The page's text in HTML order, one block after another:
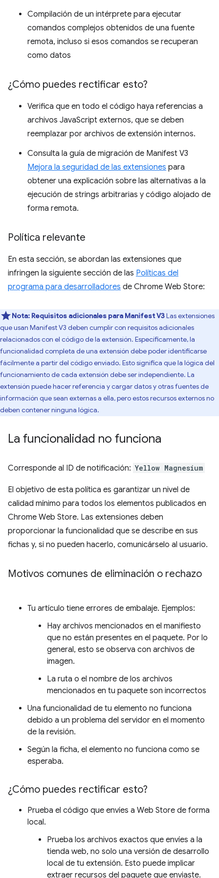
Compilación de un intérprete para ejecutar
comandos complejos obtenidos de una fuente
remota, incluso si esos comandos se recuperan
como datos
¿Cómo puedes rectificar esto?
Verifica que en todo el código haya referencias a
archivos JavaScript externos, que se deben
reemplazar por archivos de extensión internos.
Consulta la guía de migración de Manifest V3
Mejora la seguridad de las extensiones para
obtener una explicación sobre las alternativas a la
ejecución de strings arbitrarias y código alojado de
forma remota.
Política relevante
En esta sección, se abordan las extensiones que
infringen la siguiente sección de las Políticas del
programa para desarrolladores de Chrome Web Store:
Nota: Requisitos adicionales para Manifest V3Las extensiones
que usan Manifest V3 deben cumplir con requisitos adicionales
relacionados con el código de la extensión. Específicamente, la
funcionalidad completa de una extensión debe poder identificarse
fácilmente a partir del código enviado. Esto significa que la lógica del
funcionamiento de cada extensión debe ser independiente. La
extensión puede hacer referencia y cargar datos y otras fuentes de
información que sean externas a ella, pero estos recursos externos no
deben contener ninguna lógica.
La funcionalidad no funciona
Corresponde al ID de notificación: Yellow Magnesium
El objetivo de esta política es garantizar un nivel de
calidad mínimo para todos los elementos publicados en
Chrome Web Store. Las extensiones deben
proporcionar la funcionalidad que se describe en sus
fichas y, si no pueden hacerlo, comunicárselo al usuario.
Motivos comunes de eliminación o rechazo
Tu artículo tiene errores de embalaje. Ejemplos:
Hay archivos mencionados en el manifiesto
que no están presentes en el paquete. Por lo
general, esto se observa con archivos de
imagen.
La ruta o el nombre de los archivos
mencionados en tu paquete son incorrectos
Una funcionalidad de tu elemento no funciona
debido a un problema del servidor en el momento
de la revisión.
Según la ficha, el elemento no funciona como se
esperaba.
¿Cómo puedes rectificar esto?
Prueba el código que envíes a Web Store de forma
local.
Prueba los archivos exactos que envíes a la
tienda web, no solo una versión de desarrollo
local de tu extensión. Esto puede implicar
extraer recursos del paquete que enviaste.